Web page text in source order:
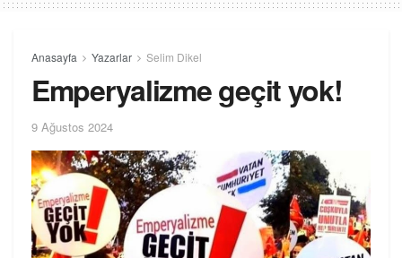
Anasayfa Yazarlar Selim Dikel
Emperyalizme geçit yok!
9 Ağustos 2024